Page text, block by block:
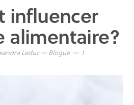
influencer
alimentaire?
Leduc — Blogue 1